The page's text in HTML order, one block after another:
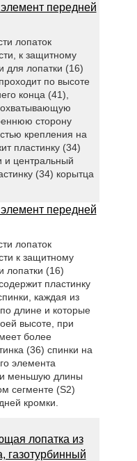
передней
лопаток
к защитному
для лопатки (16)
по высоте
конца (41),
сторону
крепления на
пластинку (34)
и центральный
(34) корытца
передней
лопаток
к защитному
лопатки (16)
пластинку
каждая из
длине и которые
высоте, при
более
(36) спинки на
элемента
меньшую длины
сегменте (S2)
кромки.
лопатка из
газотурбинный